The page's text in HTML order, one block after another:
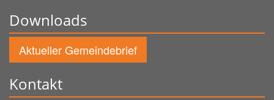
Downloads
Aktueller Gemeindebrief
Kontakt